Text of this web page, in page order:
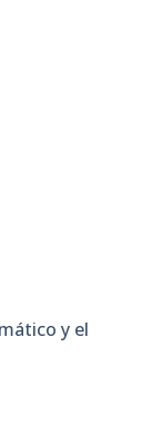
y el